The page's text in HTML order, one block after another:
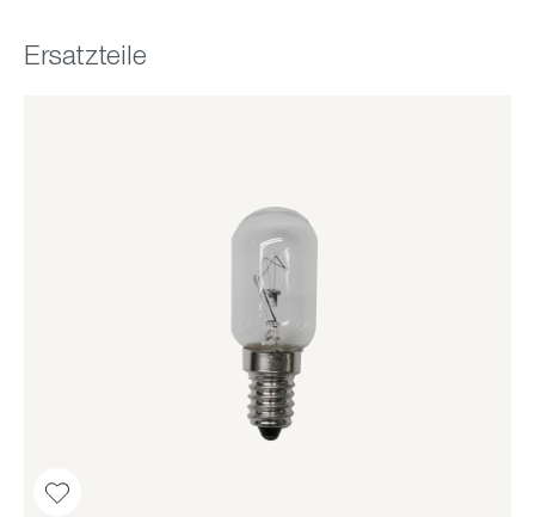
Produktgalerie überspringen
Ersatzteile